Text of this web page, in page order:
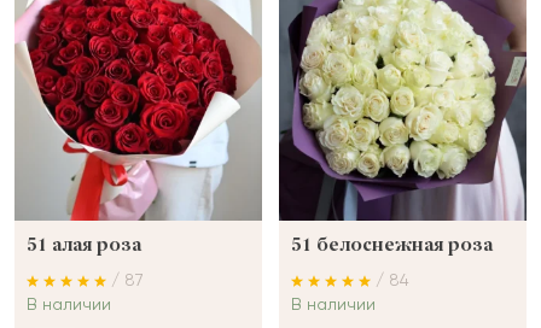
51 алая роза
/ 87
В наличии
51 белоснежная роза
/ 84
В наличии